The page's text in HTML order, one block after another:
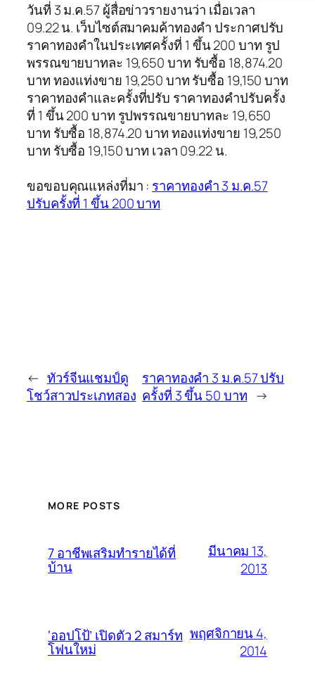
วันที่ 3 ม.ค.57 ผู้สื่อข่าวรายงานว่า เมื่อเวลา
09.22 น. เว็บไซต์สมาคมค้าทองคำ ประกาศปรับ
ราคาทองคำในประเทศครั้งที่ 1 ขึ้น 200 บาท รูป
พรรณขายบาทละ 19,650 บาท รับซื้อ 18,874.20
บาท ทองแท่งขาย 19,250 บาท รับซื้อ 19,150 บาท
ราคาทองคำและครั้งที่ปรับ ราคาทองคำปรับครั้ง
ที่ 1 ขึ้น 200 บาท รูปพรรณขายบาทละ 19,650
บาท รับซื้อ 18,874.20 บาท ทองแท่งขาย 19,250
บาท รับซื้อ 19,150 บาท เวลา 09.22 น.
ขอขอบคุณแหล่งที่มา : ราคาทองคำ 3 ม.ค.57
ปรับครั้งที่ 1 ขึ้น 200 บาท
← ทัวร์จีนแชมป์ดู
โชว์สาวประเภทสอง
ราคาทองคำ 3 ม.ค.57 ปรับ
ครั้งที่ 3 ขึ้น 50 บาท →
MORE POSTS
7 อาชีพเสริมทำรายได้ที่
บ้าน
มีนาคม 13,
2013
‘ออปโป้’ เปิดตัว 2 สมาร์ท
โฟนใหม่
พฤศจิกายน 4,
2014